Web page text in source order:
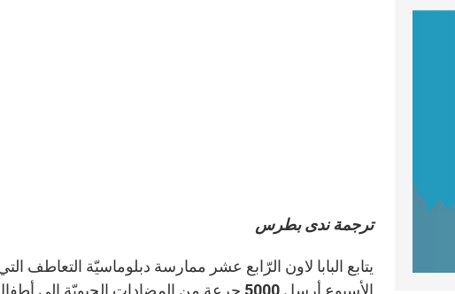
ترجمة ندى بطرس
يتابع البابا لاون الرّابع عشر ممارسة دبلوماسيّة التعاطف